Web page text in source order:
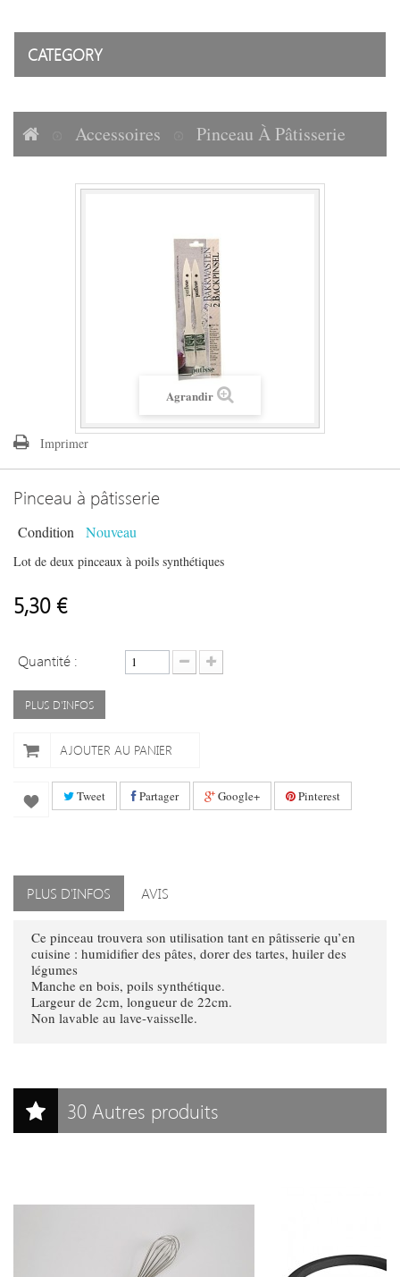
CATEGORY
Accessoires Pinceau À Pâtisserie
Agrandir
Imprimer
Pinceau à pâtisserie
Condition Nouveau
Lot de deux pinceaux à poils synthétiques
5,30 €
Quantité :
PLUS D'INFOS
AJOUTER AU PANIER
Tweet Partager Google+ Pinterest
PLUS D'INFOS AVIS
Ce pinceau trouvera son utilisation tant en pâtisserie qu’en
cuisine : humidifier des pâtes, dorer des tartes, huiler des
légumes
Manche en bois, poils synthétique.
Largeur de 2cm, longueur de 22cm.
Non lavable au lave-vaisselle.
30 Autres produits